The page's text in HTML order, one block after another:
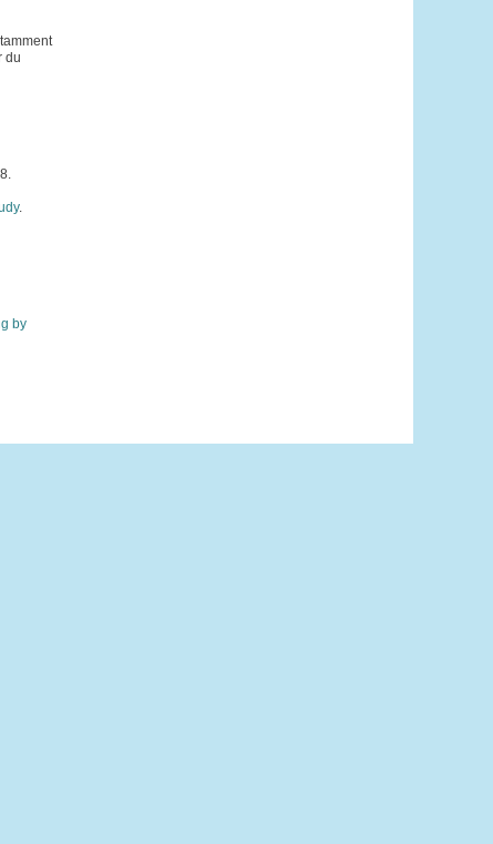
du
.
by